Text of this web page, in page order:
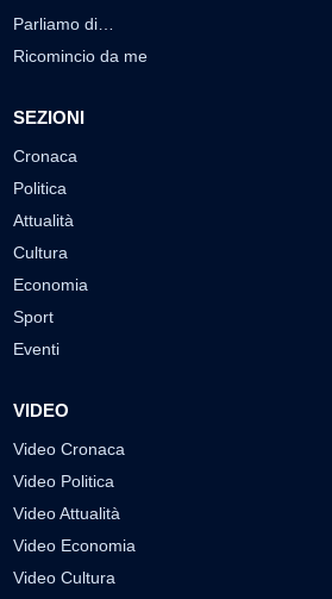
Parliamo di…
Ricomincio da me
SEZIONI
Cronaca
Politica
Attualità
Cultura
Economia
Sport
Eventi
VIDEO
Video Cronaca
Video Politica
Video Attualità
Video Economia
Video Cultura